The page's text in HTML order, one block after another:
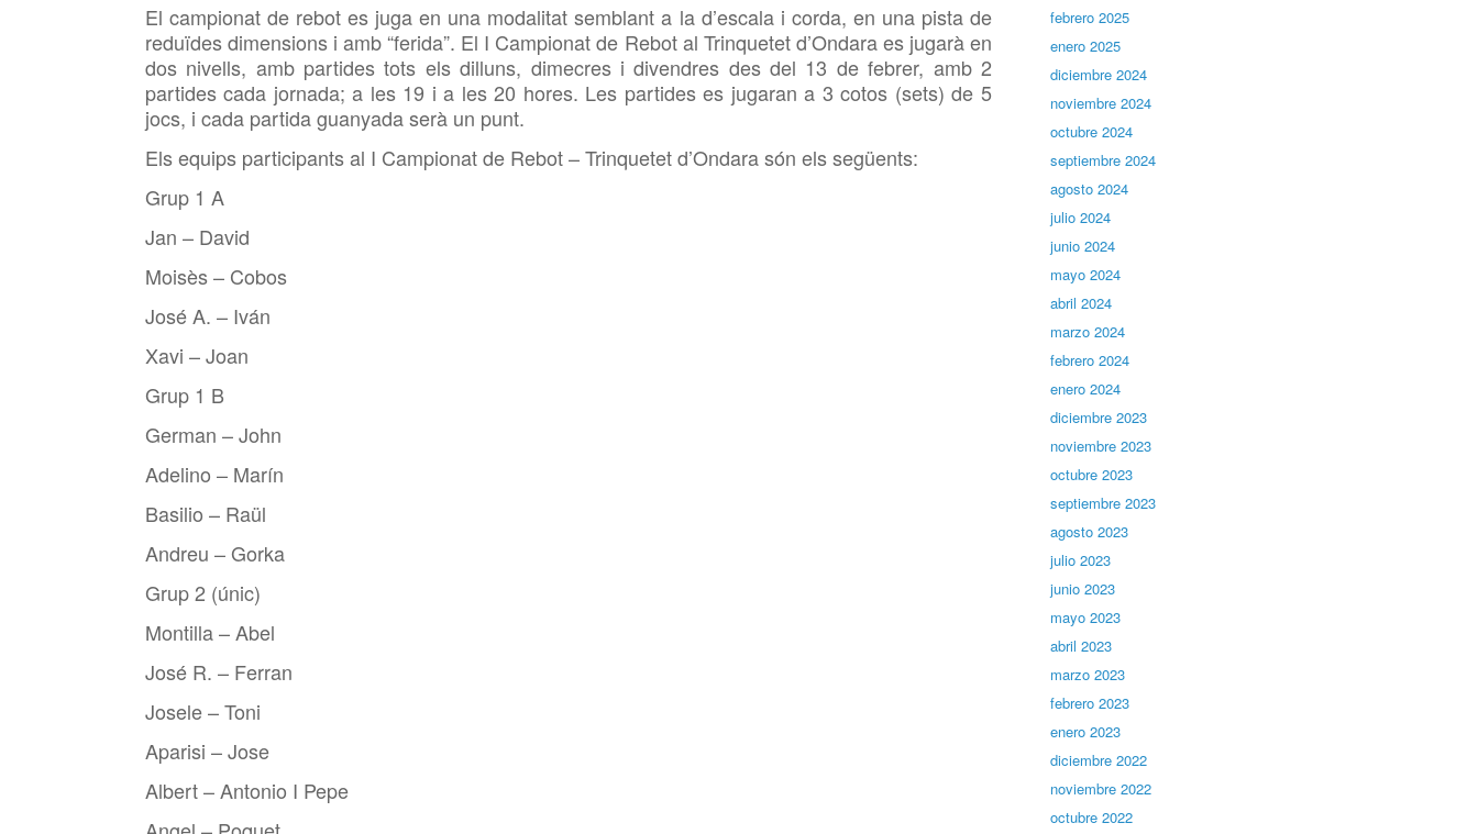
El campionat de rebot es juga en una modalitat semblant a la d’escala i corda, en una pista de
reduïdes dimensions i amb “ferida”. El I Campionat de Rebot al Trinquetet d’Ondara es jugarà en
dos nivells, amb partides tots els dilluns, dimecres i divendres des del 13 de febrer, amb 2
partides cada jornada; a les 19 i a les 20 hores. Les partides es jugaran a 3 cotos (sets) de 5
jocs, i cada partida guanyada serà un punt.
Els equips participants al I Campionat de Rebot –Trinquetet d’Ondara són els següents:
Grup 1 A
Jan – David
Moisès – Cobos
José A. – Iván
Xavi – Joan
Grup 1 B
German – John
Adelino – Marín
Basilio – Raül
Andreu – Gorka
Grup 2 (únic)
Montilla – Abel
José R. – Ferran
Josele – Toni
Aparisi – Jose
Albert – Antonio I Pepe
febrero 2025
enero 2025
diciembre 2024
noviembre 2024
octubre 2024
septiembre 2024
agosto 2024
julio 2024
junio 2024
mayo 2024
abril 2024
marzo 2024
febrero 2024
enero 2024
diciembre 2023
noviembre 2023
octubre 2023
septiembre 2023
agosto 2023
julio 2023
junio 2023
mayo 2023
abril 2023
marzo 2023
febrero 2023
enero 2023
diciembre 2022
noviembre 2022
octubre 2022